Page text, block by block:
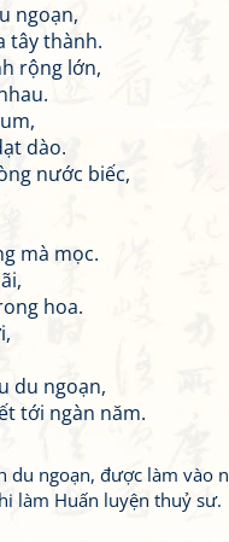
ngoạn,
tây thành.
rộng lớn,
dào.
nước biếc,
mà mọc.
hoa.
du ngoạn,
tới ngàn năm.
ngoạn, được làm vào
làm Huấn luyện thuỷ sư.